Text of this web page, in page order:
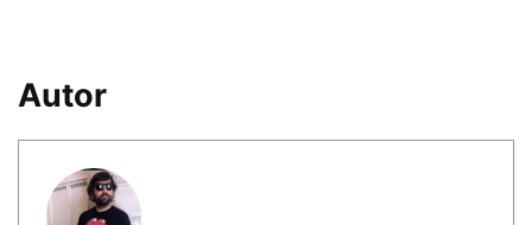
Autor